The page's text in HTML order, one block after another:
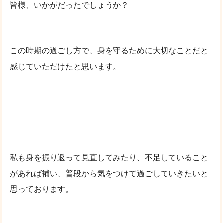
皆様、いかがだったでしょうか？
この時期の過ごし方で、身を守るために大切なことだと
感じていただけたと思います。
私も身を振り返って見直してみたり、不足していること
があれば補い、普段から気をつけて過ごしていきたいと
思っております。